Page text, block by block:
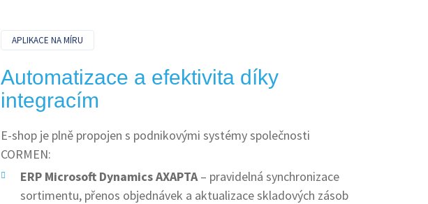
APLIKACE NA MÍRU
Automatizace a efektivita díky
integracím
E-shop je plně propojen s podnikovými systémy společnosti
CORMEN:
ERP Microsoft Dynamics AXAPTA– pravidelná synchronizace
sortimentu, přenos objednávek a aktualizace skladových zásob